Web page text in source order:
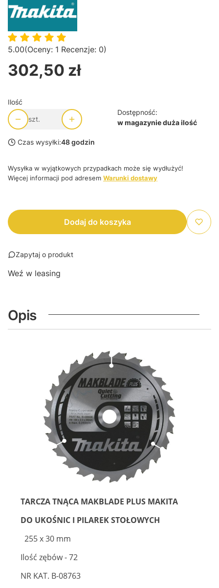
5.00(Oceny: 1 Recenzje: 0)
Cena
302,50 zł
Ilość
szt.
Dostępność:
w magazynie duża ilość
Czas wysyłki:48 godzin
Wysyłka w wyjątkowych przypadkach może się wydłużyć!
Więcej informacji pod adresem Warunki dostawy
Dodaj do koszyka
Zapytaj o produkt
Weź w leasing
Opis
TARCZA TNĄCA MAKBLADE PLUS MAKITA
DO UKOŚNIC I PILAREK STOŁOWYCH
255 x 30 mm
Ilość zębów - 72
NR KAT. B-08763